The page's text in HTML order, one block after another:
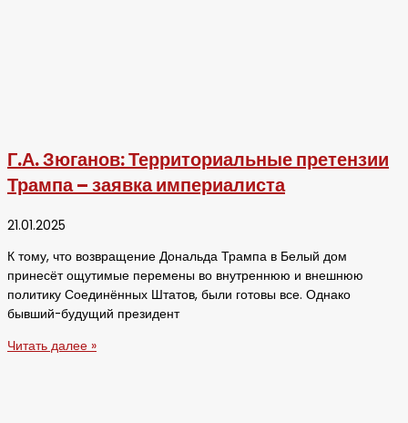
Г.А. Зюганов: Территориальные претензии
Трампа – заявка империалиста
21.01.2025
К тому, что возвращение Дональда Трампа в Белый дом
принесёт ощутимые перемены во внутреннюю и внешнюю
политику Соединённых Штатов, были готовы все. Однако
бывший-будущий президент
Читать далее »